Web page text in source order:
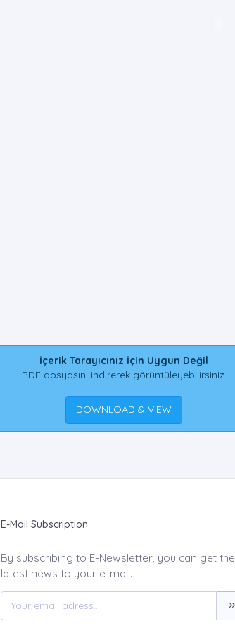
İçerik Tarayıcınız İçin Uygun Değil
PDF dosyasını indirerek görüntüleyebilirsiniz.
DOWNLOAD & VIEW
E-Mail Subscription
By subscribing to E-Newsletter, you can get the
latest news to your e-mail.